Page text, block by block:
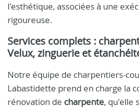
l'esthétique, associées à une
rigoureuse.
Services complets :
Velux, zinguerie et
Notre équipe de charpentiers-
Labastidette prend en charge la
rénovation de charpente, qu'elle